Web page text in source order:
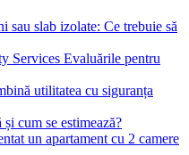
sau slab izolate: Ce trebuie să
Services Evaluările pentru
utilitatea cu siguranța
cum se estimează?
un apartament cu 2 camere